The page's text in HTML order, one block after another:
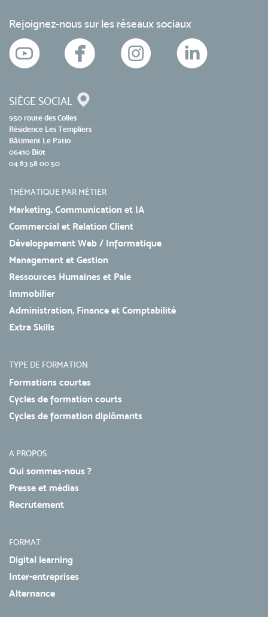
Rejoignez-nous sur les réseaux sociaux
SIÈGE SOCIAL
950 route des Colles
Résidence Les Templiers
Bâtiment Le Patio
06410 Biot
04 83 58 00 50
THÉMATIQUE PAR MÉTIER
Marketing, Communication et IA
Commercial et Relation Client
Développement Web / Informatique
Management et Gestion
Ressources Humaines et Paie
Immobilier
Administration, Finance et Comptabilité
Extra Skills
TYPE DE FORMATION
Formations courtes
Cycles de formation courts
Cycles de formation diplômants
A PROPOS
Qui sommes-nous ?
Presse et médias
Recrutement
FORMAT
Digital learning
Inter-entreprises
Alternance